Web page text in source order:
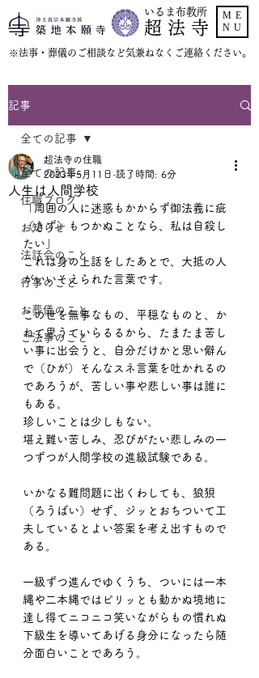
いるま布教所
超 法 寺
​※法事・葬儀のご相談など気兼ねなくご連絡ください。
ME
NU
記事
全ての記事
住職ブログ
お知らせ
法話会のこと
行事のこと
お葬儀のこと
ご法事のこと
全ての記事
人生は人間学校
超法寺の住職
2023年5月11日 読了時間: 6分
「周囲の人に迷惑もかからず御法義に疵
（きず）もつかぬことなら、私は自殺し
たい」
これは身の上話をしたあとで、大抵の人
がいいそえられた言葉です。
この世を無事なもの、平穏なものと、か
ねて思うていらるるから、たまたま苦し
い事に出会うと、自分だけかと思い僻ん
で（ひが）そんなスネ言葉を吐かれるの
であろうが、苦しい事や悲しい事は誰に
もある。
珍しいことは少しもない。
堪え難い苦しみ、忍びがたい悲しみの一
つずつが人間学校の進級試験である。
いかなる難問題に出くわしても、狼狽
（ろうばい）せず、ジッとおちついて工
夫しているとよい答案を考え出すもので
ある。
一級ずつ進んでゆくうち、ついには一本
縄や二本縄ではピリッとも動かぬ境地に
達し得てニコニコ笑いながらもの慣れぬ
下級生を導いてあげる身分になったら随
分面白いことであろう。